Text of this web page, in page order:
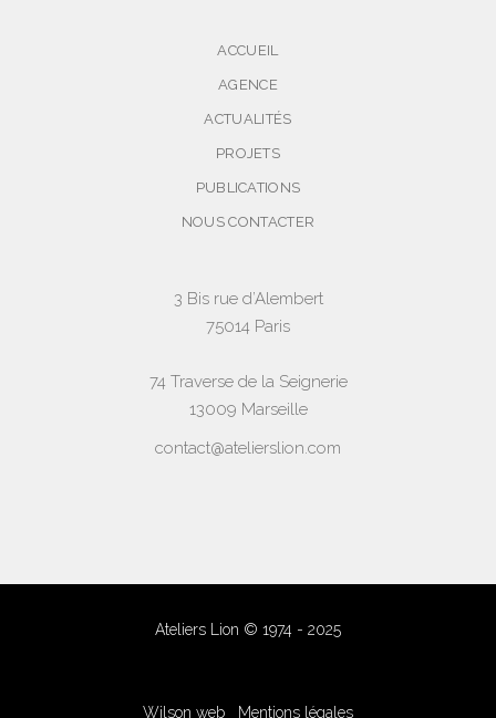
ACCUEIL
AGENCE
ACTUALITÉS
PROJETS
PUBLICATIONS
NOUS CONTACTER
3 Bis rue d’Alembert
75014 Paris
74 Traverse de la Seignerie
13009 Marseille
contact@atelierslion.com
Ateliers Lion © 1974 - 2025
Wilson web Mentions légales